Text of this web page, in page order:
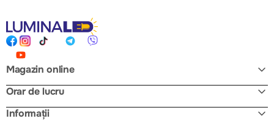
Magazin online
Orar de lucru
Informații